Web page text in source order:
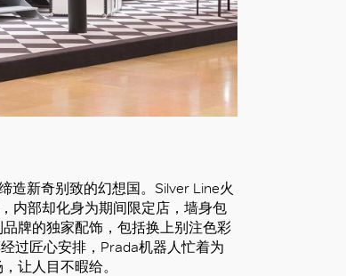
造新奇别致的幻想国。Silver Line火
内部却化身为期间限定店，墙身包
牌的独家配饰，包括换上别注色彩
过匠心安排，Prada机器人忙着为
让人目不暇给。